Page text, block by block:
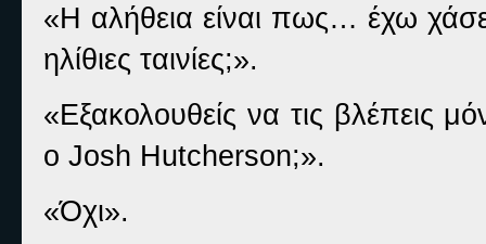
«Η αλήθεια είναι πως… έχω
ηλίθιες ταινίες;».
«Εξακολουθείς να τις βλέπεις
ο Josh Hutcherson;».
«Όχι».